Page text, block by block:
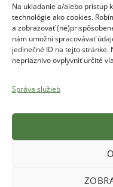
Na ukladanie a/alebo prístup
technológie ako cookies.
a zobrazovať
nám umožní spracovávať
jedinečné ID na tejto stránke.
nepriaznivo ovplyvniť určité
Správa služieb
Súhlasím s
Visa